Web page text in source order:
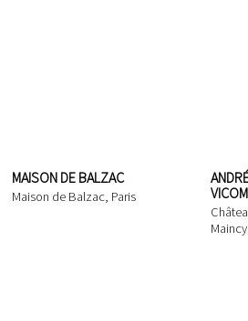
MAISON DE BALZAC
Maison de Balzac, Paris
Maincy